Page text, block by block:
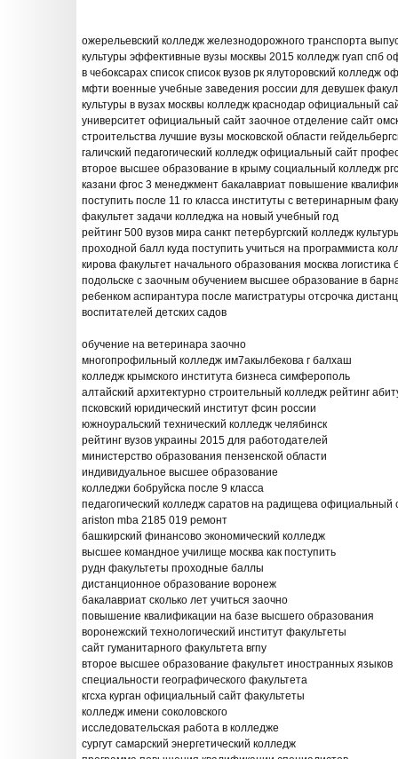
ожерельевский колледж железнодорожного транспорта
культуры эффективные вузы москвы 2015 колледж гуап спб
в чебоксарах список список вузов рк ялуторовский колледж
мфти военные учебные заведения россии для девушек
культуры в вузах москвы колледж краснодар официальный
университет официальный сайт заочное отделение сайт
строительства лучшие вузы московской области
галичский педагогический колледж официальный сайт
второе высшее образование в крыму социальный колледж
казани фгос 3 менеджмент бакалавриат повышение
поступить после 11 го класса институты с ветеринарным
факультет задачи колледжа на новый учебный год
рейтинг 500 вузов мира санкт петербургский колледж
проходной балл куда поступить учиться на программиста
кирова факультет начального образования москва логистика
подольске с заочным обучением высшее образование в
ребенком аспирантура после магистратуры отсрочка
воспитателей детских садов
обучение на ветеринара заочно
многопрофильный колледж им7акылбекова г балхаш
колледж крымского института бизнеса симферополь
алтайский архитектурно строительный колледж рейтинг
псковский юридический институт фсин россии
южноуральский технический колледж челябинск
рейтинг вузов украины 2015 для работодателей
министерство образования пензенской области
индивидуальное высшее образование
колледжи бобруйска после 9 класса
педагогический колледж саратов на радищева официальный
ariston mba 2185 019 ремонт
башкирский финансово экономический колледж
высшее командное училище москва как поступить
рудн факультеты проходные баллы
дистанционное образование воронеж
бакалавриат сколько лет учиться заочно
повышение квалификации на базе высшего образования
воронежский технологический институт факультеты
сайт гуманитарного факультета вгпу
второе высшее образование факультет иностранных языков
специальности географического факультета
кгсха курган официальный сайт факультеты
колледж имени соколовского
исследовательская работа в колледже
сургут самарский энергетический колледж